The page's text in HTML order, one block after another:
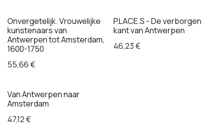
Onvergetelijk. Vrouwelijke
kunstenaars van
Antwerpen tot Amsterdam,
1600-1750
55,66€
P.LACE.S - De verborgen
kant van Antwerpen
46,23€
Van Antwerpen naar
Amsterdam
47,12€